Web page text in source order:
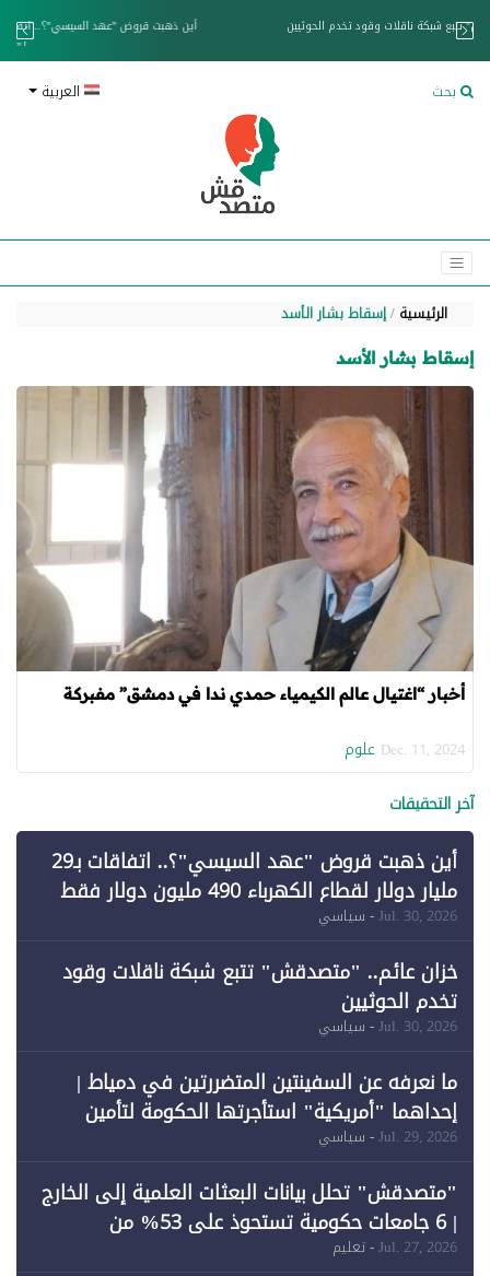
خزان عائم.. "متصدقش" تتبع شبكة ناقلات وقود تخدم الحوثيين
بحث العربية
الرئيسية إسقاط بشار الأسد
إسقاط بشار الأسد
أخبار “اغتيال عالم الكيمياء حمدي ندا في دمشق” مفبركة
Dec. 11, 2024 علوم
آخر التحقيقات
أين ذهبت قروض "عهد السيسي"؟.. اتفاقات بـ29
مليار دولار لقطاع الكهرباء 490 مليون دولار فقط
لـ"الطاقة المتجددة" (1)
Jul. 30, 2026- سياسي
خزان عائم.. "متصدقش" تتبع شبكة ناقلات وقود
تخدم الحوثيين
Jul. 30, 2026- سياسي
ما نعرفه عن السفينتين المتضررتين في دمياط |
إحداهما "أمريكية" استأجرتها الحكومة لتأمين
احتياجات الطاقة
Jul. 29, 2026- سياسي
"متصدقش" تحلل بيانات البعثات العلمية إلى الخارج
| 6 جامعات حكومية تستحوذ على 53% من
Jul. 27, 2026- تعليم